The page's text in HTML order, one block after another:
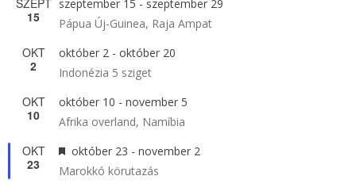
SZEPT
15
szeptember 15 - szeptember 29
Pápua Új-Guinea, Raja Ampat
OKT
2
október 2 - október 20
Indonézia 5 sziget
OKT
10
október 10 - november 5
Afrika overland, Namíbia
OKT
23
Kiemelt
október 23 - november 2
Marokkó körutazás